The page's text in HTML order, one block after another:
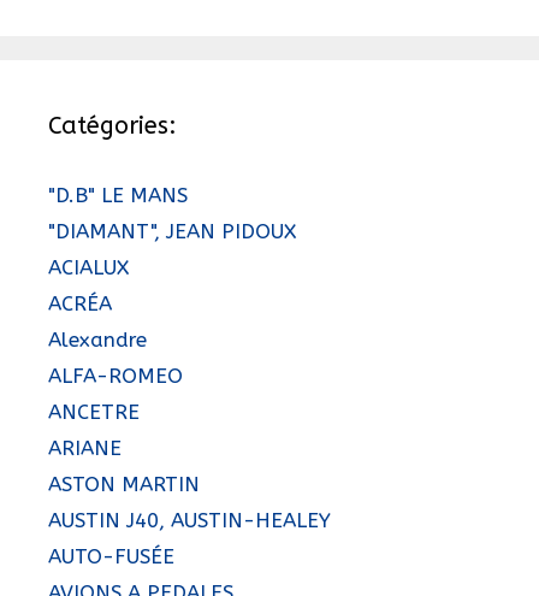
Catégories:
"D.B" LE MANS
"DIAMANT", JEAN PIDOUX
ACIALUX
ACRÉA
Alexandre
ALFA-ROMEO
ANCETRE
ARIANE
ASTON MARTIN
AUSTIN J40, AUSTIN-HEALEY
AUTO-FUSÉE